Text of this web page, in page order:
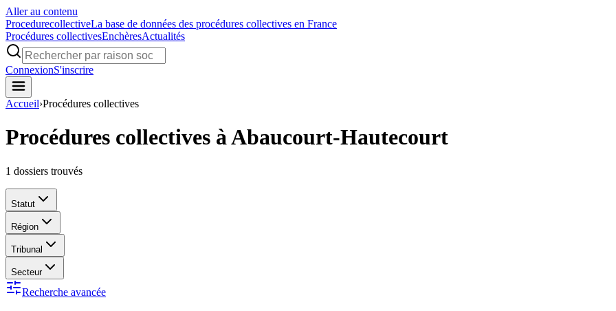
Aller au contenu
ProcedurecollectiveLa base de données des procédures collectives en France
Procédures collectivesEnchèresActualités
ConnexionS'inscrire
Accueil›Procédures collectives
Procédures collectives à Abaucourt-Hautecourt
1 dossiers trouvés
Statut
Région
Tribunal
Secteur
Recherche avancée